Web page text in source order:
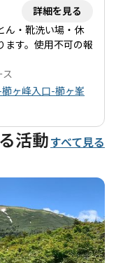
詳細を見る
ん・靴洗い場・休
ます。使用不可の報
ヶ峰入口-櫛ヶ峯
活動すべて見る